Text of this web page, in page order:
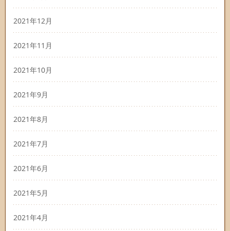
2021年12月
2021年11月
2021年10月
2021年9月
2021年8月
2021年7月
2021年6月
2021年5月
2021年4月